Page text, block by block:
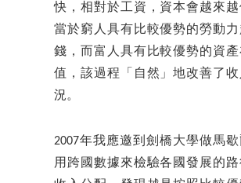
快，相對於工資，資本會越來越
當於窮人具有比較優勢的勞動力
錢，而富人具有比較優勢的資產
值，該過程「自然」地改善了
況。
2007年我應邀到劍橋大學做馬歇
用跨國數據來檢驗各國發展的路